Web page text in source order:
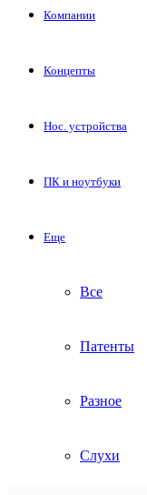
Компании
Концепты
Нос. устройства
ПК и ноутбуки
Еще
Все
Патенты
Разное
Слухи